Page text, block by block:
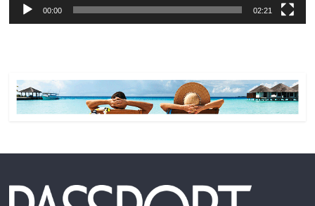
00:00 02:21